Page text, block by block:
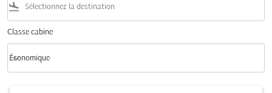
flight_land
Classe cabine
Classe cabine option Économique Selected
Économique
keyboard_arrow_down